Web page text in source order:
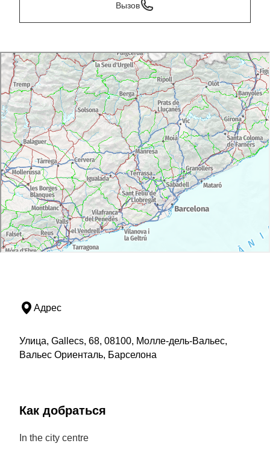
Вызов
Адрес
Улица, Gallecs, 68, 08100, Молле-дель-Вальес,
Вальес Ориенталь, Барселона
Как добраться
In the city centre